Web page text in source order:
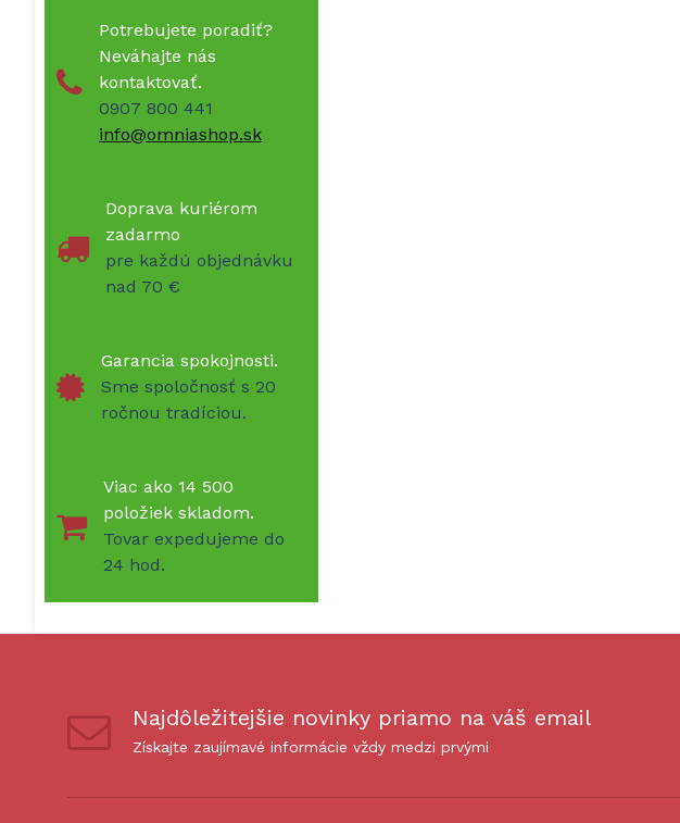
Potrebujete poradiť?
Neváhajte nás
kontaktovať.
0907 800 441
info@omniashop.sk
Doprava kuriérom
zadarmo
pre každú objednávku
nad 70 €
Garancia spokojnosti.
Sme spoločnosť s 20
ročnou tradíciou.
Viac ako 14 500
položiek skladom.
Tovar expedujeme do
24 hod.
Najdôležitejšie novinky priamo na váš email
Získajte zaujímavé informácie vždy medzi prvými